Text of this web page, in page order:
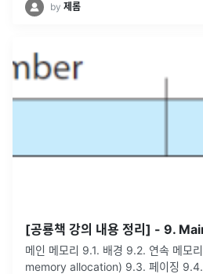
by 제롬
[공룡책 강의 내용 정리] - 9.
메인 메모리 9.1. 배경 9.2. 연속 메모리 할당 (contiguous
memory allocation) 9.3. 페이징 9.4. 페이지 테이블의 구조